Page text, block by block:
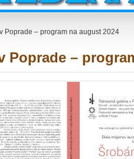
Poprade – program na august 2024
Poprade –